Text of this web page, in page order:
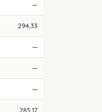
—
294,33
—
—
—
285,17